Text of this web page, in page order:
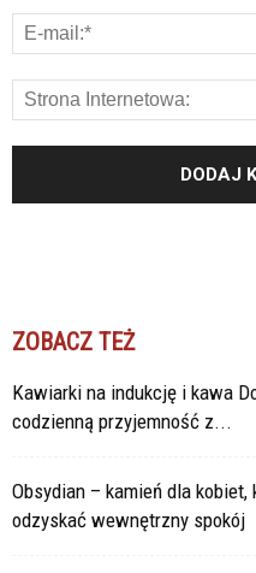
ZOBACZ TEŻ
Kawiarki na indukcję i kawa
codzienną przyjemność z...
Obsydian – kamień dla
odzyskać wewnętrzny spokój